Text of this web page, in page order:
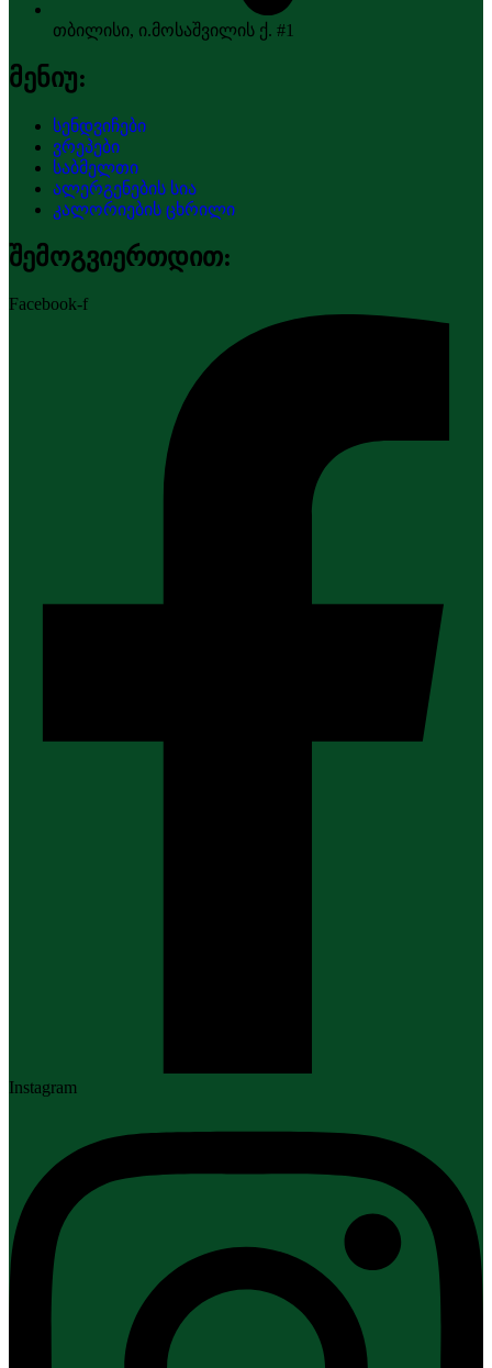
თბილისი, ი.მოსაშვილის ქ. #1
მენიუ:
სენდვიჩები
ვრეპები
საბმელთი
ალერგენების სია
კალორიების ცხრილი
შემოგვიერთდით:
Facebook-f
Instagram